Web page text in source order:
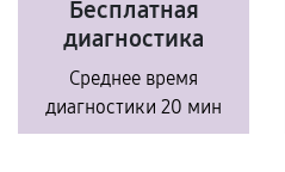
Бесплатная
диагностика
Среднее время
диагностики 20 мин